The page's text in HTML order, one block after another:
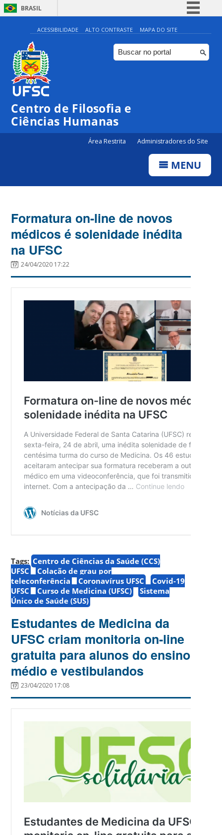
BRASIL
Simplifique!
Comunica BR
Participe
ACESSIBILIDADE ALTO CONTRASTE MAPA DO SITE
Centro de Filosofia e
Ciências Humanas
Área Restrita Administradores do Site
MENU
Formatura on-line de novos
médicos é solenidade inédita
na UFSC
24/04/2020 17:22
Tags: Centro de Ciências da Saúde (CCS)
UFSC
Colação de grau por
teleconferência
Coronavírus UFSC
Covid-19
UFSC
Curso de Medicina (UFSC)
Sistema
Único de Saúde (SUS)
Estudantes de Medicina da
UFSC criam monitoria on-line
gratuita para alunos do ensino
médio e vestibulandos
23/04/2020 17:08